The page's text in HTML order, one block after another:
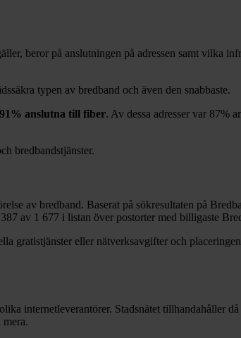
beror på anslutningen på adressen samt vilka
typen av bredband och även den snabbaste.
91% anslutna till fiber. Av dessa adresser var 87%
bredbandstjänster.
av bredband. Baserat på sökresultaten på
av 1 677 i listan över postorter med billigaste
gratistjänster eller nätverksavgifter och
internetleverantörer. Stadsnätet tillhandahåller